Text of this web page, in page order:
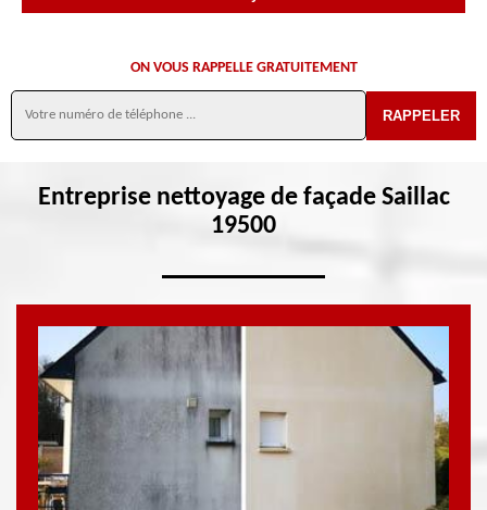
ON VOUS RAPPELLE GRATUITEMENT
Entreprise nettoyage de façade Saillac
19500